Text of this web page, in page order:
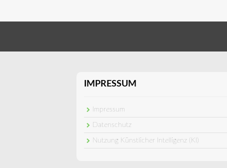
IMPRESSUM
Impressum
Datenschutz
Nutzung Künstlicher Intelligenz (KI)